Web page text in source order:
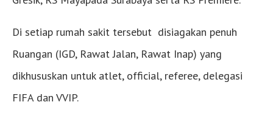
Di setiap rumah sakit tersebut disiagakan penuh
Ruangan (IGD, Rawat Jalan, Rawat Inap) yang
dikhususkan untuk atlet, official, referee, delegasi
FIFA dan VVIP.